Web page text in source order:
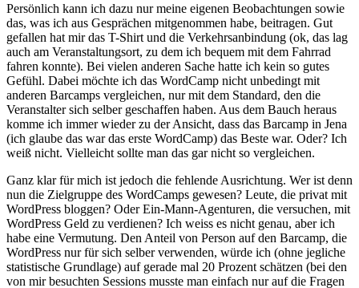
Persönlich kann ich dazu nur meine eigenen Beobachtungen sowie
das, was ich aus Gesprächen mitgenommen habe, beitragen. Gut
gefallen hat mir das T-Shirt und die Verkehrsanbindung (ok, das lag
auch am Veranstaltungsort, zu dem ich bequem mit dem Fahrrad
fahren konnte). Bei vielen anderen Sache hatte ich kein so gutes
Gefühl. Dabei möchte ich das WordCamp nicht unbedingt mit
anderen Barcamps vergleichen, nur mit dem Standard, den die
Veranstalter sich selber geschaffen haben. Aus dem Bauch heraus
komme ich immer wieder zu der Ansicht, dass das Barcamp in Jena
(ich glaube das war das erste WordCamp) das Beste war. Oder? Ich
weiß nicht. Vielleicht sollte man das gar nicht so vergleichen.
Ganz klar für mich ist jedoch die fehlende Ausrichtung. Wer ist denn
nun die Zielgruppe des WordCamps gewesen? Leute, die privat mit
WordPress bloggen? Oder Ein-Mann-Agenturen, die versuchen, mit
WordPress Geld zu verdienen? Ich weiss es nicht genau, aber ich
habe eine Vermutung. Den Anteil von Person auf den Barcamp, die
WordPress nur für sich selber verwenden, würde ich (ohne jegliche
statistische Grundlage) auf gerade mal 20 Prozent schätzen (bei den
von mir besuchten Sessions musste man einfach nur auf die Fragen